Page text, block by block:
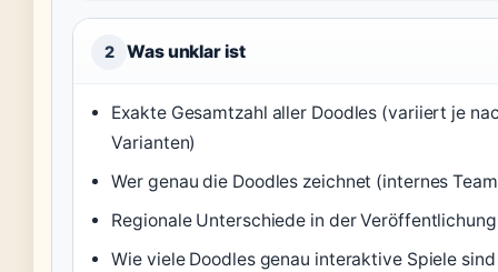
2 Was unklar ist
Exakte Gesamtzahl aller Doodles (variiert je
Varianten)
Wer genau die Doodles zeichnet (internes
Regionale Unterschiede in der
Wie viele Doodles genau interaktive Spiele